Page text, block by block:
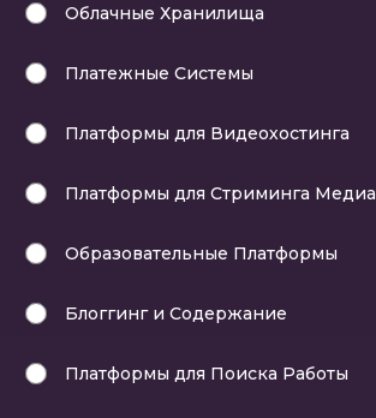
Облачные Хранилища
Платежные Системы
Платформы для Видеохостинга
Платформы для Стриминга Медиа
Образовательные Платформы
Блоггинг и Содержание
Платформы для Поиска Работы